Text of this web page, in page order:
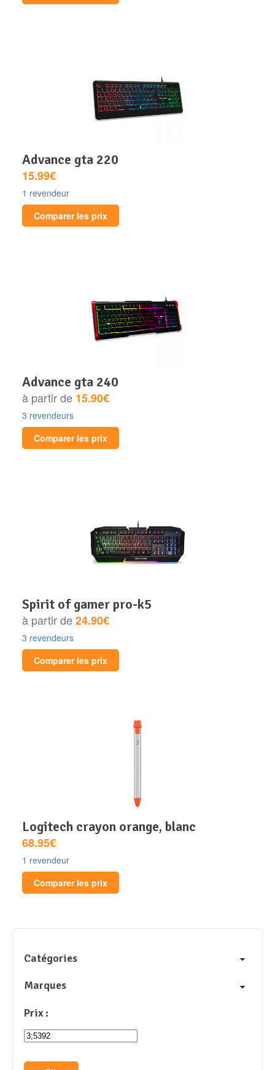
advance gta 220
15.99€
1 revendeur
Comparer les prix
advance gta 240
à partir de 15.90€
3 revendeurs
Comparer les prix
spirit of gamer pro-k5
à partir de24.90€
3 revendeurs
Comparer les prix
logitech crayon orange, blanc
68.95€
1 revendeur
Comparer les prix
Catégories
Marques
Prix :